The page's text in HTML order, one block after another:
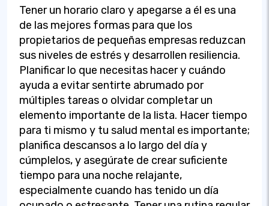
Tener un horario claro y apegarse a él es una
de las mejores formas para que los
propietarios de pequeñas empresas reduzcan
sus niveles de estrés y desarrollen resiliencia.
Planificar lo que necesitas hacer y cuándo
ayuda a evitar sentirte abrumado por
múltiples tareas o olvidar completar un
elemento importante de la lista. Hacer tiempo
para ti mismo y tu salud mental es importante;
planifica descansos a lo largo del día y
cúmplelos, y asegúrate de crear suficiente
tiempo para una noche relajante,
especialmente cuando has tenido un día